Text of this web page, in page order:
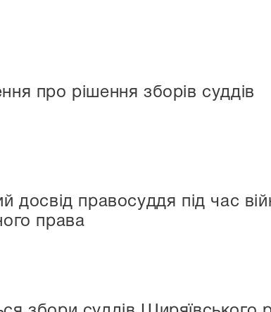
про рішення зборів суддів
досвід правосуддя під час
права